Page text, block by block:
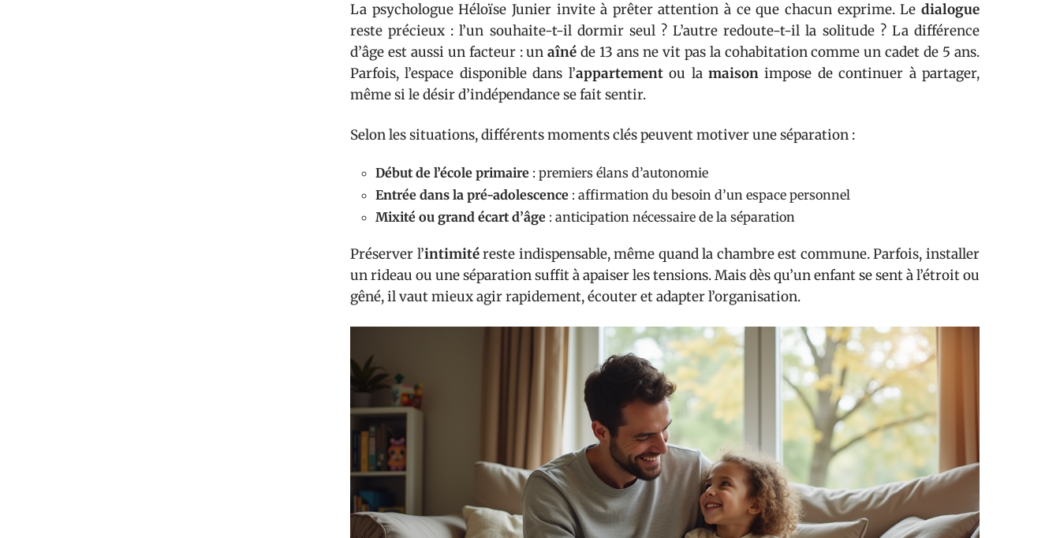
La psychologue Héloïse Junier invite à prêter attention à ce que chacun exprime. Le dialogue
reste précieux : l’un souhaite-t-il dormir seul ? L’autre redoute-t-il la solitude ? La différence
d’âge est aussi un facteur : unaîné de 13 ans ne vit pas la cohabitation comme un cadet de 5 ans.
Parfois, l’espace disponible dans l’appartementou la maisonimpose de continuer à partager,
même si le désir d’indépendance se fait sentir.
Selon les situations, différents moments clés peuvent motiver une séparation :
Début de l’école primaire : premiers élans d’autonomie
Entrée dans la pré-adolescence : affirmation du besoin d’un espace personnel
Mixité ou grand écart d’âge : anticipation nécessaire de la séparation
Préserver l’intimitéreste indispensable, même quand la chambre est commune. Parfois, installer
un rideau ou une séparation suffit à apaiser les tensions. Mais dès qu’un enfant se sent à l’étroit ou
gêné, il vaut mieux agir rapidement, écouter et adapter l’organisation.